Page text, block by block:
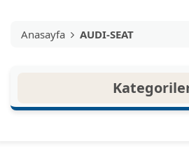
Anasayfa AUDI-SEAT